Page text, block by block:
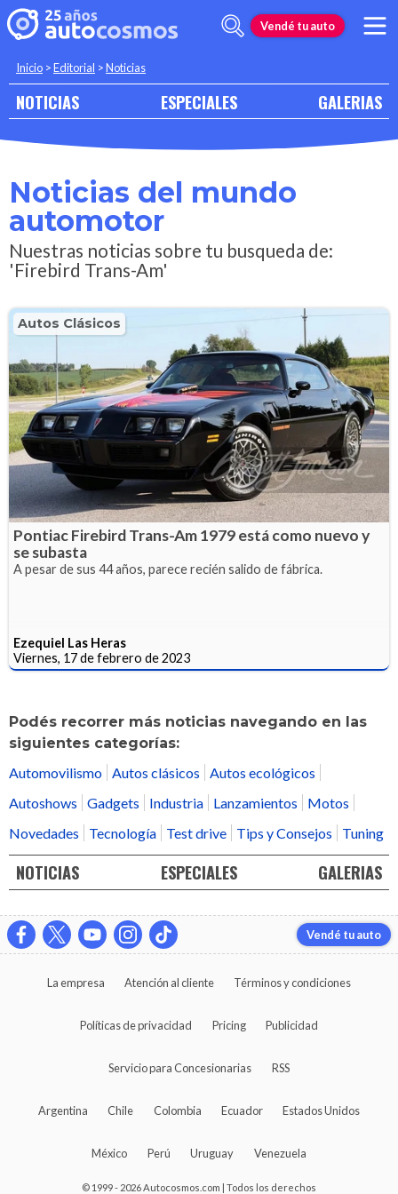
Vendé tu auto
Inicio >Editorial >Noticias
NOTICIAS ESPECIALES GALERIAS
Noticias del mundo
automotor
Nuestras noticias sobre tu busqueda de:
'Firebird Trans-Am'
Autos Clásicos
Pontiac Firebird Trans-Am 1979 está como nuevo y
se subasta
A pesar de sus 44 años, parece recién salido de fábrica.
Ezequiel Las Heras
Viernes, 17 de febrero de 2023
Podés recorrer más noticias navegando en las
siguientes categorías:
Automovilismo Autos clásicos
Autos ecológicos
Autoshows
Gadgets Industria Lanzamientos
Motos
Novedades
Tecnología Test drive Tips y Consejos Tuning
NOTICIAS ESPECIALES GALERIAS
Vendé tu auto
La empresa Atención al cliente Términos y condiciones
Políticas de privacidad Pricing Publicidad
Servicio para Concesionarias RSS
Argentina Chile Colombia Ecuador Estados Unidos
México Perú Uruguay Venezuela
© 1999 - 2026 Autocosmos.com | Todos los derechos